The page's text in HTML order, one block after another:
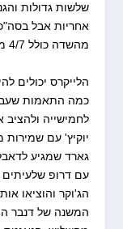
שלשות גדולות
מהשדה כולל 4/7 מבחוץ ו-7 ריבאונדים.
הלייקרס יכולים
כמה התאמות
לחמישייה ולהציב
יוקיץ' עם
גארד שמגיע
עם דרופ שלעיתים
הג'וקר והוציאו
המשנה של דנבר